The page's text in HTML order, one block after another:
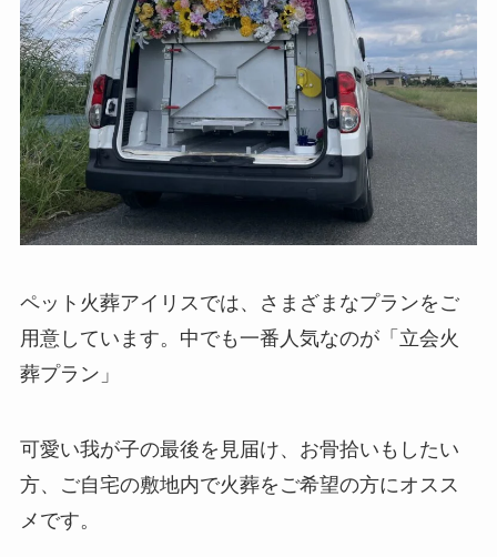
ペット火葬アイリスでは、さまざまなプランをご
用意しています。中でも一番人気なのが「立会火
葬プラン」
可愛い我が子の最後を見届け、お骨拾いもしたい
方、ご自宅の敷地内で火葬をご希望の方にオスス
メです。